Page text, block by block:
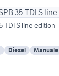
TDI S line edition
Diesel Manuale